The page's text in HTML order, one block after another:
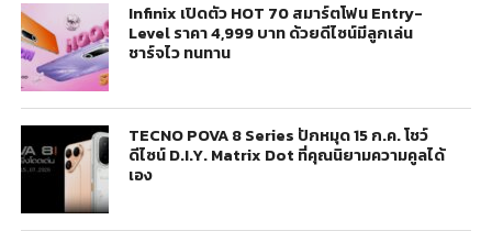
Infinix เปิดตัว HOT 70 สมาร์ตโฟน Entry-
Level ราคา 4,999 บาท ด้วยดีไซน์มีลูกเล่น
ชาร์จไว ทนทาน
TECNO POVA 8 Series ปักหมุด 15 ก.ค. โชว์
ดีไซน์ D.I.Y. Matrix Dot ที่คุณนิยามความคูลได้
เอง